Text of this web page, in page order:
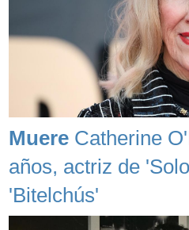
Muere Catherine
años, actriz de
'Bitelchús'